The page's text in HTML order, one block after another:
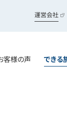
運営会社
客様の声 できる